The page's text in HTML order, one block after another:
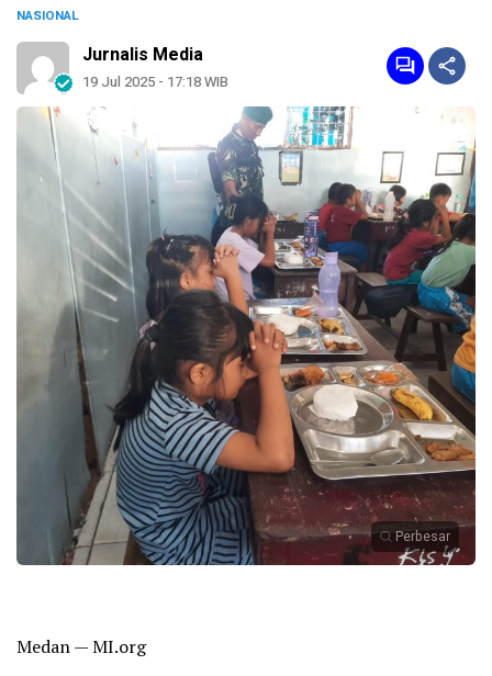
NASIONAL
Jurnalis Media
19 Jul 2025 - 17:18 WIB
Perbesar
Medan — MI.org